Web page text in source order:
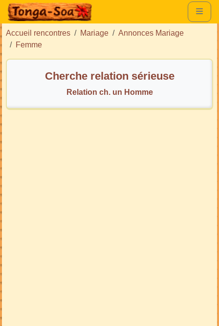
Accueil rencontres Mariage
Annonces Mariage
Femme
Cherche relation sérieuse
Relation ch. un Homme